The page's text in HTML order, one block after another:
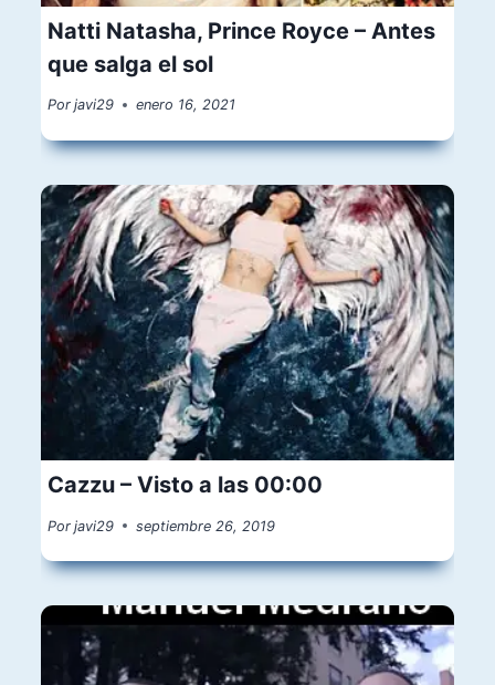
Natti Natasha, Prince Royce – Antes
que salga el sol
Por javi29 enero 16, 2021
Cazzu – Visto a las 00:00
Por javi29 septiembre 26, 2019